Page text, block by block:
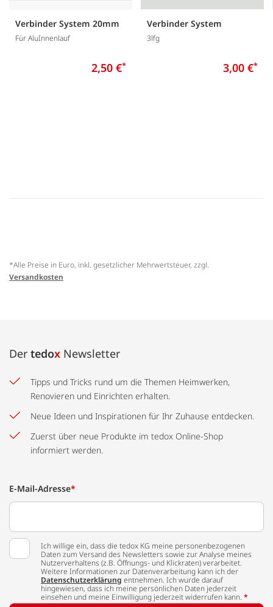
Verbinder System 20mm
Für AluInnenlauf
2,50 €*
Verbinder System
3lfg
3,00 €*
*Alle Preise in Euro, inkl. gesetzlicher Mehrwertsteuer, zzgl.
Versandkosten
Der tedox Newsletter
Tipps und Tricks rund um die Themen Heimwerken,
Renovieren und Einrichten erhalten.
Neue Ideen und Inspirationen für Ihr Zuhause entdecken.
Zuerst über neue Produkte im tedox Online-Shop
informiert werden.
E-Mail-Adresse*
Ich willige ein, dass die tedox KG meine personenbezogenen
Daten zum Versand des Newsletters sowie zur Analyse meines
Nutzerverhaltens (z.B. Öffnungs- und Klickraten) verarbeitet.
Weitere Informationen zur Datenverarbeitung kann ich der
Datenschutzerklärung entnehmen. Ich wurde darauf
hingewiesen, dass ich meine persönlichen Daten jederzeit
einsehen und meine Einwilligung jederzeit widerrufen kann. *